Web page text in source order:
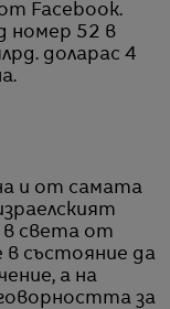
Facebook.
номер 52 в
доларас 4
и от самата
в света от
в състояние да
а на
за